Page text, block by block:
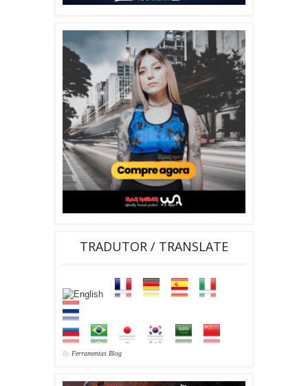
TRADUTOR / TRANSLATE
By Ferramentas Blog